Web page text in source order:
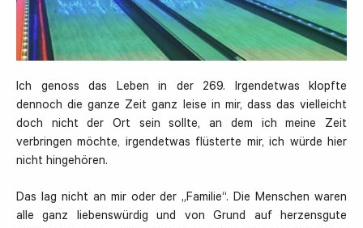
Ich genoss das Leben in der 269. Irgendetwas klopfte
dennoch die ganze Zeit ganz leise in mir, dass das vielleicht
doch nicht der Ort sein sollte, an dem ich meine Zeit
verbringen möchte, irgendetwas flüsterte mir, ich würde hier
nicht hingehören.
Das lag nicht an mir oder der „Familie“. Die Menschen waren
alle ganz liebenswürdig und von Grund auf herzensgute